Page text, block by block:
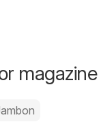
magazine